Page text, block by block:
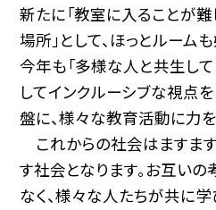
新たに「教室に入ることが
場所」として、ほっとルーム
今年も「多様な人と共生し
してインクルーシブな視点
盤に、様々な教育活動に力を
これからの社会はますま
す社会となります。お互い
なく、様々な人たちが共に学